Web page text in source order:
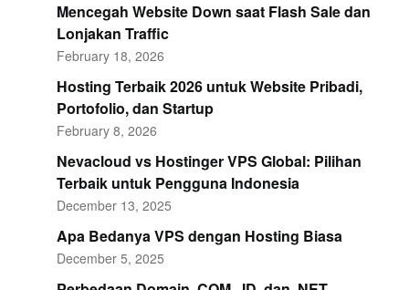
Mencegah Website Down saat Flash Sale dan
Lonjakan Traffic
February 18, 2026
Hosting Terbaik 2026 untuk Website Pribadi,
Portofolio, dan Startup
February 8, 2026
Nevacloud vs Hostinger VPS Global: Pilihan
Terbaik untuk Pengguna Indonesia
December 13, 2025
Apa Bedanya VPS dengan Hosting Biasa
December 5, 2025